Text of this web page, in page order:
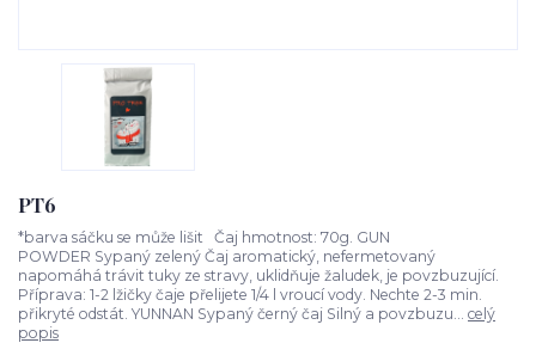
PT6
*barva sáčku se může lišit Čaj hmotnost: 70g. GUN
POWDER Sypaný zelený Čaj aromatický, nefermetovaný
napomáhá trávit tuky ze stravy, uklidňuje žaludek, je povzbuzující.
Příprava: 1-2 lžičky čaje přelijete 1/4 l vroucí vody. Nechte 2-3 min.
přikryté odstát. YUNNAN Sypaný černý čaj Silný a povzbuzu... celý
popis